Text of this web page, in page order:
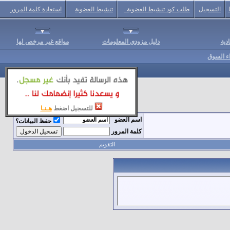
للتسجيل اضغط هـنـا
التسجيل طلب كود تنشيط العضوية تنشيط العضوية استعادة كلمة المرور
دليل مزودي المعلومات مواقع غير مرخص لها
السوق
اسم العضو
حفظ البيانات؟
كلمة المرور
التقويم